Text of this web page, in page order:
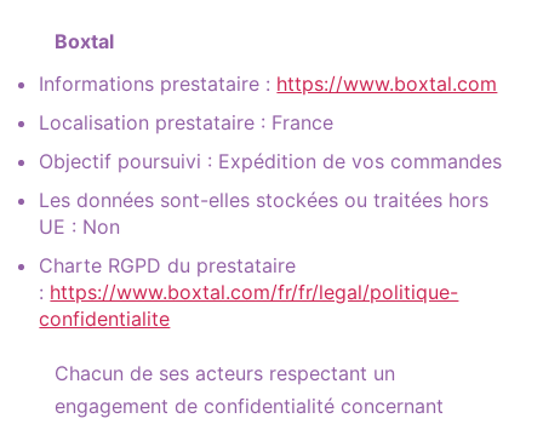
Boxtal
Informations prestataire : https://www.boxtal.com
Localisation prestataire : France
Objectif poursuivi : Expédition de vos commandes
Les données sont-elles stockées ou traitées hors
UE : Non
Charte RGPD du prestataire
: https://www.boxtal.com/fr/fr/legal/politique-
confidentialite
Chacun de ses acteurs respectant un
engagement de confidentialité concernant